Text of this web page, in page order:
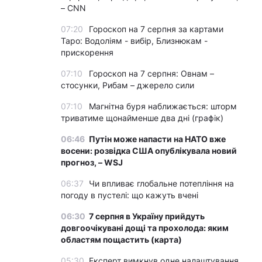
– CNN
07:20
Гороскоп на 7 серпня за картами
Таро: Водоліям - вибір, Близнюкам -
прискорення
07:10
Гороскоп на 7 серпня: Овнам –
стосунки, Рибам – джерело сили
07:10
Магнітна буря наближається: шторм
триватиме щонайменше два дні (графік)
06:46 Путін може напасти на НАТО вже
восени: розвідка США опублікувала новий
прогноз, – WSJ
06:37
Чи впливає глобальне потепління на
погоду в пустелі: що кажуть вчені
06:30 7 серпня в Україну прийдуть
довгоочікувані дощі та прохолода: яким
областям пощастить (карта)